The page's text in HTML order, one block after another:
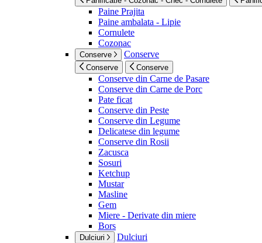
Paine Prajita
Paine ambalata - Lipie
Cornulete
Cozonac
Conserve Conserve
Conserve Conserve
Conserve din Carne de Pasare
Conserve din Carne de Porc
Pate ficat
Conserve din Peste
Conserve din Legume
Delicatese din legume
Conserve din Rosii
Zacusca
Sosuri
Ketchup
Mustar
Masline
Gem
Miere - Derivate din miere
Bors
Dulciuri Dulciuri